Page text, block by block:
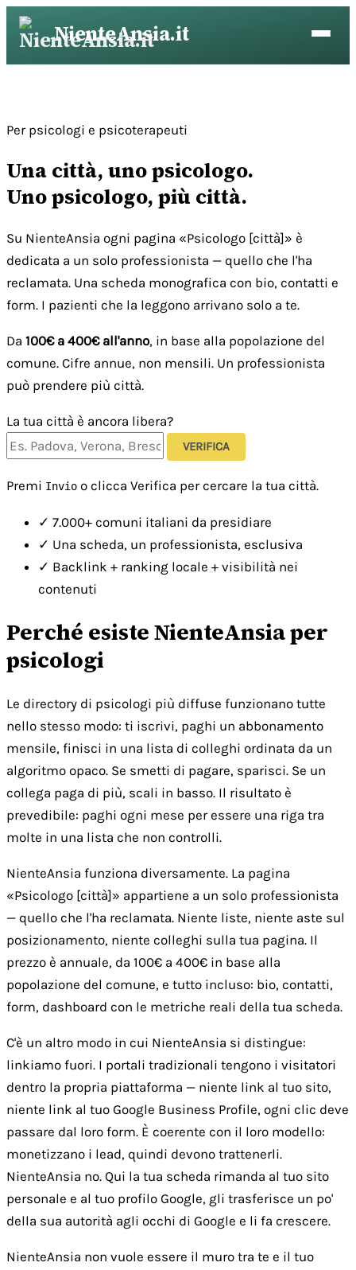
Vai
contenuto
NienteAnsia.it
Per psicologi e psicoterapeuti
Una città, uno psicologo.
Uno psicologo, più città.
Su NienteAnsia ogni pagina «Psicologo [città]» è
dedicata a un solo professionista — quello che l'ha
reclamata. Una scheda monografica con bio, contatti e
form. I pazienti che la leggono arrivano solo a te.
Da 100€ a 400€ all'anno, in base alla popolazione del
comune. Cifre annue, non mensili. Un professionista
può prendere più città.
La tua città è ancora libera?
VERIFICA
Premi Invio o clicca Verifica per cercare la tua città.
✓ 7.000+ comuni italiani da presidiare
✓ Una scheda, un professionista, esclusiva
✓ Backlink + ranking locale + visibilità nei
contenuti
Perché esiste NienteAnsia per
psicologi
Le directory di psicologi più diffuse funzionano tutte
nello stesso modo: ti iscrivi, paghi un abbonamento
mensile, finisci in una lista di colleghi ordinata da un
algoritmo opaco. Se smetti di pagare, sparisci. Se un
collega paga di più, scali in basso. Il risultato è
prevedibile: paghi ogni mese per essere una riga tra
molte in una lista che non controlli.
NienteAnsia funziona diversamente. La pagina
«Psicologo [città]» appartiene a un solo professionista
— quello che l'ha reclamata. Niente liste, niente aste sul
posizionamento, niente colleghi sulla tua pagina. Il
prezzo è annuale, da 100€ a 400€ in base alla
popolazione del comune, e tutto incluso: bio, contatti,
form, dashboard con le metriche reali della tua scheda.
C'è un altro modo in cui NienteAnsia si distingue:
linkiamo fuori. I portali tradizionali tengono i visitatori
dentro la propria piattaforma — niente link al tuo sito,
niente link al tuo Google Business Profile, ogni clic deve
passare dal loro form. È coerente con il loro modello:
monetizzano i lead, quindi devono trattenerli.
NienteAnsia no. Qui la tua scheda rimanda al tuo sito
personale e al tuo profilo Google, gli trasferisce un po'
della sua autorità agli occhi di Google e li fa crescere.
NienteAnsia non vuole essere il muro tra te e il tuo